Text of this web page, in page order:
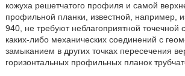
кожуха решетчатого профиля и самой
профильной планки, известной, например,
940, не требуют неблагоприятной точечной
каких-либо механических соединений с
замыканием в других точках пересечения
горизонтальных профильных планок